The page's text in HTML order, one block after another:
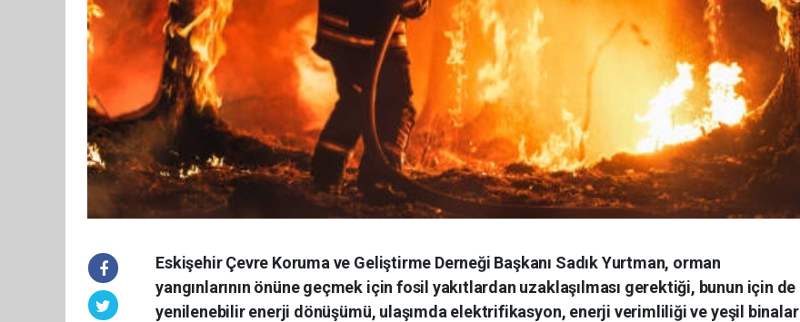
Eskişehir Çevre Koruma ve Geliştirme Derneği Başkanı Sadık Yurtman, orman
yangınlarının önüne geçmek için fosil yakıtlardan uzaklaşılması gerektiği, bunun için de
yenilenebilir enerji dönüşümü, ulaşımda elektrifikasyon, enerji verimliliği ve yeşil binalar